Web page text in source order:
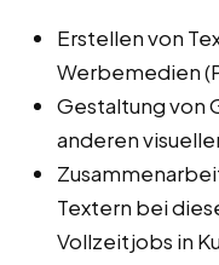
Erstellen von
Werbemedien
Gestaltung von
anderen
Textern bei
Vollzeitjobs in